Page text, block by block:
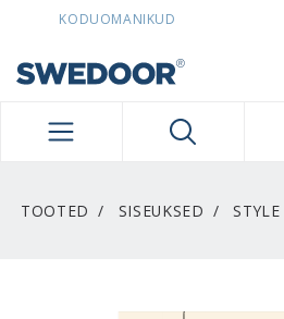
SWEDOORESTONIA
KODUOMANIKUD
TOOTED SISEUKSED STYLE